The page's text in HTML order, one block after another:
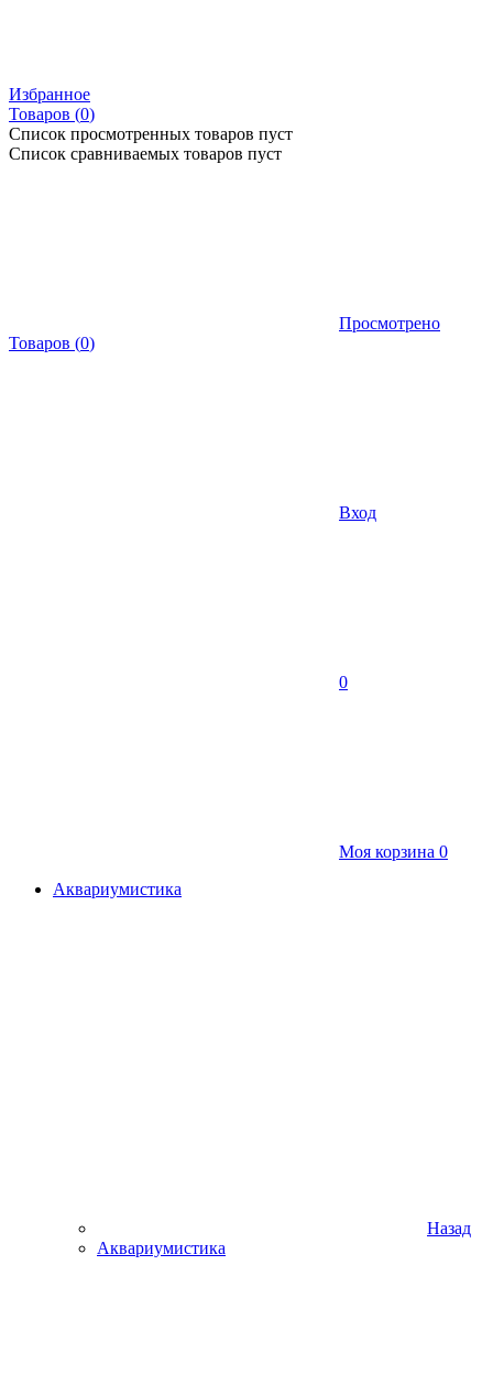
Избранное
Товаров (0)
Список просмотренных товаров пуст
Список сравниваемых товаров пуст
Просмотрено
Товаров (0)
Вход
0
Моя корзина 0
Аквариумистика
Назад
Аквариумистика